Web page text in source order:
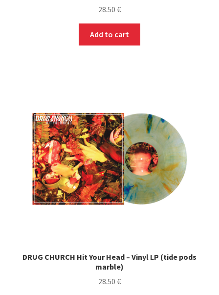
28.50 €
Add to cart
DRUG CHURCH Hit Your Head – Vinyl LP (tide pods
marble)
28.50 €